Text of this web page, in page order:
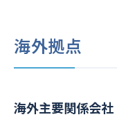
海外拠点
海外主要関係会社